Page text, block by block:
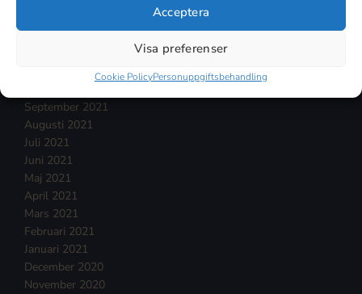
Acceptera
Visa preferenser
Cookie PolicyPersonuppgiftsbehandling
November 2021
September 2021
Augusti 2021
Juli 2021
Juni 2021
Maj 2021
April 2021
Mars 2021
Februari 2021
Januari 2021
December 2020
November 2020